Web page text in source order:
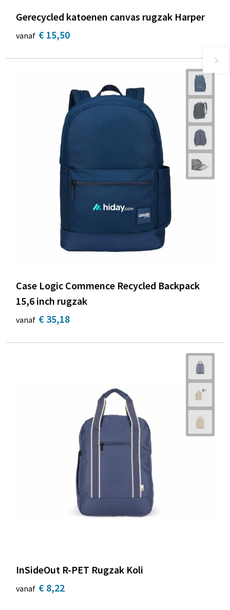
Gerecycled katoenen canvas rugzak Harper
vanaf € 15,50
Case Logic Commence Recycled Backpack
15,6 inch rugzak
vanaf € 35,18
InSideOut R-PET Rugzak Koli
vanaf € 8,22